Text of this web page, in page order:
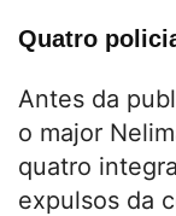
Quatro
Antes da
o major
quatro
expulsos da